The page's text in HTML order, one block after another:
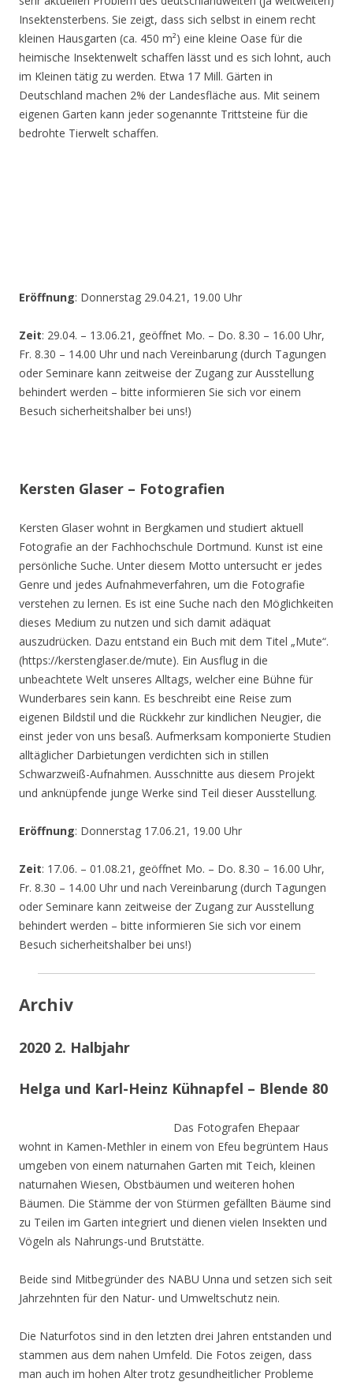
Insektensterbens. Sie zeigt, dass sich selbst in einem recht
kleinen Hausgarten (ca. 450 m²) eine kleine Oase für die
heimische Insektenwelt schaffen lässt und es sich lohnt, auch
im Kleinen tätig zu werden. Etwa 17 Mill. Gärten in
Deutschland machen 2% der Landesfläche aus. Mit seinem
eigenen Garten kann jeder sogenannte Trittsteine für die
bedrohte Tierwelt schaffen.
Eröffnung: Donnerstag 29.04.21, 19.00 Uhr
Zeit: 29.04. – 13.06.21, geöffnet Mo. – Do. 8.30 – 16.00 Uhr,
Fr. 8.30 – 14.00 Uhr und nach Vereinbarung (durch Tagungen
oder Seminare kann zeitweise der Zugang zur Ausstellung
behindert werden – bitte informieren Sie sich vor einem
Besuch sicherheitshalber bei uns!)
Kersten Glaser – Fotografien
Kersten Glaser wohnt in Bergkamen und studiert aktuell
Fotografie an der Fachhochschule Dortmund. Kunst ist eine
persönliche Suche. Unter diesem Motto untersucht er jedes
Genre und jedes Aufnahmeverfahren, um die Fotografie
verstehen zu lernen. Es ist eine Suche nach den Möglichkeiten
dieses Medium zu nutzen und sich damit adäquat
auszudrücken. Dazu entstand ein Buch mit dem Titel „Mute“.
(https://kerstenglaser.de/mute). Ein Ausflug in die
unbeachtete Welt unseres Alltags, welcher eine Bühne für
Wunderbares sein kann. Es beschreibt eine Reise zum
eigenen Bildstil und die Rückkehr zur kindlichen Neugier, die
einst jeder von uns besaß. Aufmerksam komponierte Studien
alltäglicher Darbietungen verdichten sich in stillen
Schwarzweiß-Aufnahmen. Ausschnitte aus diesem Projekt
und anknüpfende junge Werke sind Teil dieser Ausstellung.
Eröffnung: Donnerstag 17.06.21, 19.00 Uhr
Zeit: 17.06. – 01.08.21, geöffnet Mo. – Do. 8.30 – 16.00 Uhr,
Fr. 8.30 – 14.00 Uhr und nach Vereinbarung (durch Tagungen
oder Seminare kann zeitweise der Zugang zur Ausstellung
behindert werden – bitte informieren Sie sich vor einem
Besuch sicherheitshalber bei uns!)
Archiv
2020 2. Halbjahr
Helga und Karl-Heinz Kühnapfel – Blende 80
Das Fotografen Ehepaar
wohnt in Kamen-Methler in einem von Efeu begrüntem Haus
umgeben von einem naturnahen Garten mit Teich, kleinen
naturnahen Wiesen, Obstbäumen und weiteren hohen
Bäumen. Die Stämme der von Stürmen gefällten Bäume sind
zu Teilen im Garten integriert und dienen vielen Insekten und
Vögeln als Nahrungs-und Brutstätte.
Beide sind Mitbegründer des NABU Unna und setzen sich seit
Jahrzehnten für den Natur- und Umweltschutz nein.
Die Naturfotos sind in den letzten drei Jahren entstanden und
stammen aus dem nahen Umfeld. Die Fotos zeigen, dass
man auch im hohen Alter trotz gesundheitlicher Probleme